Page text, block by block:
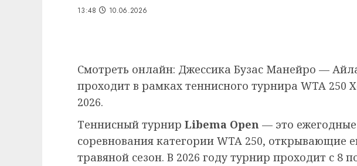
13:48 10.06.2026
Смотреть онлайн: Джессика Бузас Манейро —
проходит в рамках теннисного турнира WTA 250
2026.
Теннисный турнир Libema Open — это
соревнования категории WTA 250, открывающие
травяной сезон. В 2026 году турнир проходит с 8